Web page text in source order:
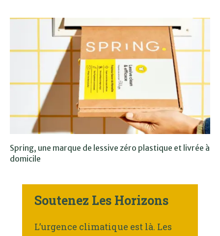
Spring, une marque de lessive zéro plastique et livrée à
domicile
Soutenez Les Horizons
L’urgence climatique est là. Les